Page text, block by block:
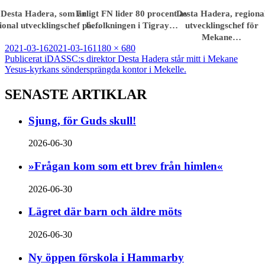
Desta Hadera, som är
utvecklingschef på…
Enligt FN lider 80 procent av
befolkningen i Tigray…
Desta Hadera,
utvecklingschef för
Mekane…
Postat
2021-03-162021-03-16Full
storlek
1180 × 680
Inläggsnavigering
Publicerat iDASSC:s direktor Desta Hadera står mitt i Mekane
Yesus-kyrkans söndersprängda kontor i Mekelle.
SENASTE ARTIKLAR
Sjung, för Guds skull!
2026-06-30
»Frågan kom som ett brev från himlen«
2026-06-30
Lägret där barn och äldre möts
2026-06-30
Ny öppen förskola i Hammarby